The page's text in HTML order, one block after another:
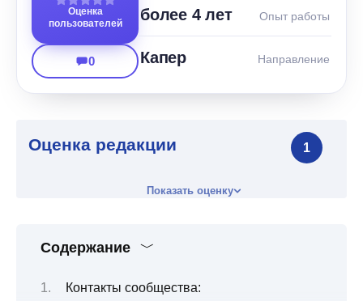
Оценка
пользователей
0
более 4 лет Опыт работы
Капер Направление
Оценка редакции 1
Показать оценку
Содержание
Контакты сообщества: